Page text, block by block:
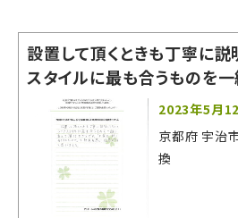
設置して頂くときも丁寧に説
スタイルに最も合うものを
からです。「お家の一部にな
意を感じ信用できると思いま
2023年5月
京都府 宇治
換